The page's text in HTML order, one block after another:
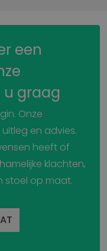
een
u graag
Onze
en advies.
heeft of
klachten,
stoel op maat.